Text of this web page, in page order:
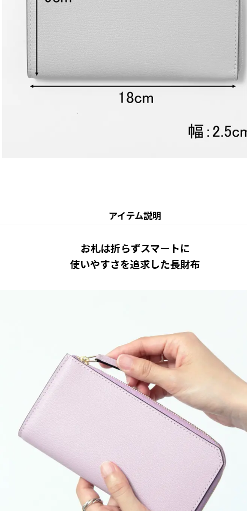
アイテム説明
お札は折らずスマートに
使いやすさを追求した長財布